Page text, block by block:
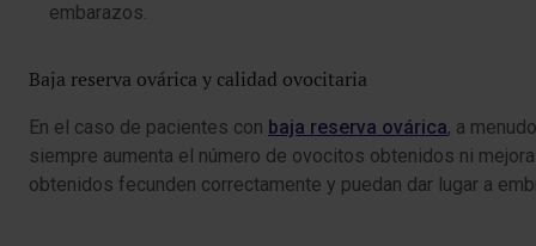
embarazos.
Baja reserva ovárica y calidad ovocitaria
En el caso de pacientes con baja reserva ovárica, a
siempre aumenta el número de ovocitos obtenidos ni
obtenidos fecunden correctamente y puedan dar lugar a